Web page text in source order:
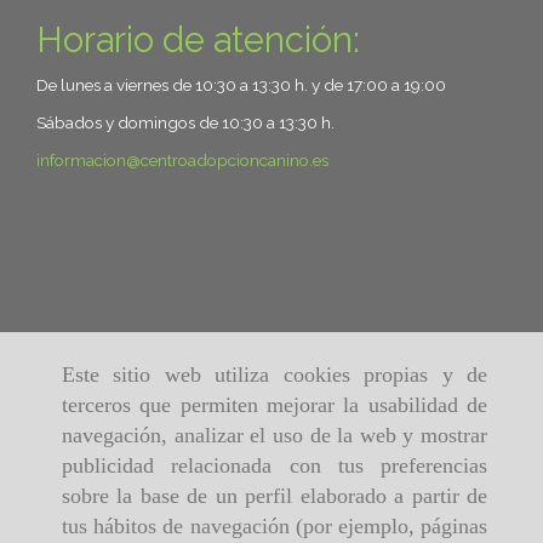
Este sitio web utiliza cookies propias y de
terceros que permiten mejorar la usabilidad de
navegación, analizar el uso de la web y mostrar
publicidad relacionada con tus preferencias
sobre la base de un perfil elaborado a partir de
tus hábitos de navegación (por ejemplo, páginas
Horario de atención:
De lunes a viernes de 10:30 a 13:30 h. y de 17:00 a 19:00
Sábados y domingos de 10:30 a 13:30 h.
informacion
centroadopcioncanino.es